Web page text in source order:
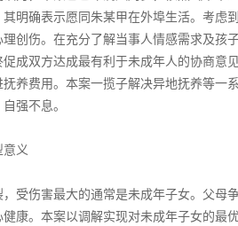
其明确表示愿同朱某甲在外埠生活。考虑
理创伤。在充分了解当事人情感需求及孩
促成双方达成最有利于未成年人的协商意
抚养费用。本案一揽子解决异地抚养等一
强不息。
意义
受伤害最大的通常是未成年子女。父母
健康。本案以调解实现对未成年子女的最